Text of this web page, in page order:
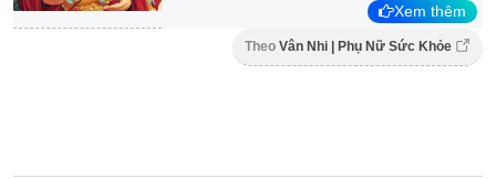
Xem thêm
Theo Vân Nhi | Phụ Nữ Sức Khỏe